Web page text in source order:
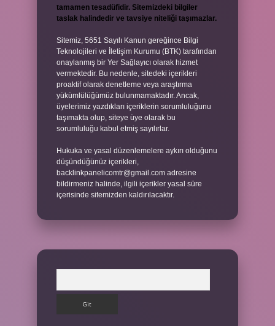
tamamen tesadüfidir. Sitemizdeki bilgiler
taslak halindedir ve tavsiye niteliği taşımazlar.
Sitemiz, 5651 Sayılı Kanun gereğince Bilgi
Teknolojileri ve İletişim Kurumu (BTK) tarafından
onaylanmış bir Yer Sağlayıcı olarak hizmet
vermektedir. Bu nedenle, sitedeki içerikleri
proaktif olarak denetleme veya araştırma
yükümlülüğümüz bulunmamaktadır. Ancak,
üyelerimiz yazdıkları içeriklerin sorumluluğunu
taşımakta olup, siteye üye olarak bu
sorumluluğu kabul etmiş sayılırlar.
Hukuka ve yasal düzenlemelere aykırı olduğunu
düşündüğünüz içerikleri,
backlinkpanelicomtr@gmail.com adresine
bildirmeniz halinde, ilgili içerikler yasal süre
içerisinde sitemizden kaldırılacaktır.